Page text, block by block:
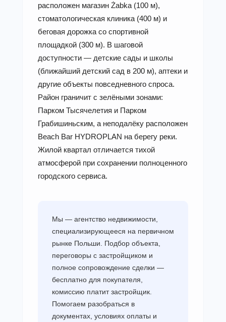
расположен магазин Żabka (100 м),
стоматологическая клиника (400 м) и
беговая дорожка со спортивной
площадкой (300 м). В шаговой
доступности — детские сады и школы
(ближайший детский сад в 200 м), аптеки и
другие объекты повседневного спроса.
Район граничит с зелёными зонами:
Парком Тысячелетия и Парком
Грабишиньским, а неподалёку расположен
Beach Bar HYDROPLAN на берегу реки.
Жилой квартал отличается тихой
атмосферой при сохранении полноценного
городского сервиса.
Мы — агентство недвижимости,
специализирующееся на первичном
рынке Польши. Подбор объекта,
переговоры с застройщиком и
полное сопровождение сделки —
бесплатно для покупателя,
комиссию платит застройщик.
Помогаем разобраться в
документах, условиях оплаты и